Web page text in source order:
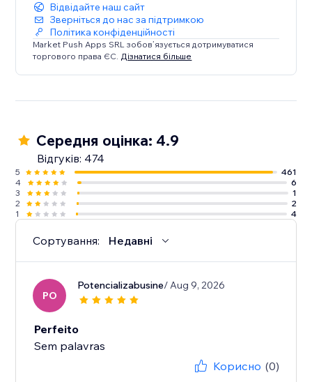
Відвідайте наш сайт
Зверніться до нас за підтримкою
Політика конфіденційності
Market Push Apps SRL зобов’язується дотримуватися
торгового права ЄС. Дізнатися більше
Середня оцінка: 4.9
Відгуків: 474
5
461
4
6
3
1
2
2
1
4
Сортування: Недавні
PO
Potencializabusine/ Aug 9, 2026
Perfeito
Sem palavras
Корисно (0)